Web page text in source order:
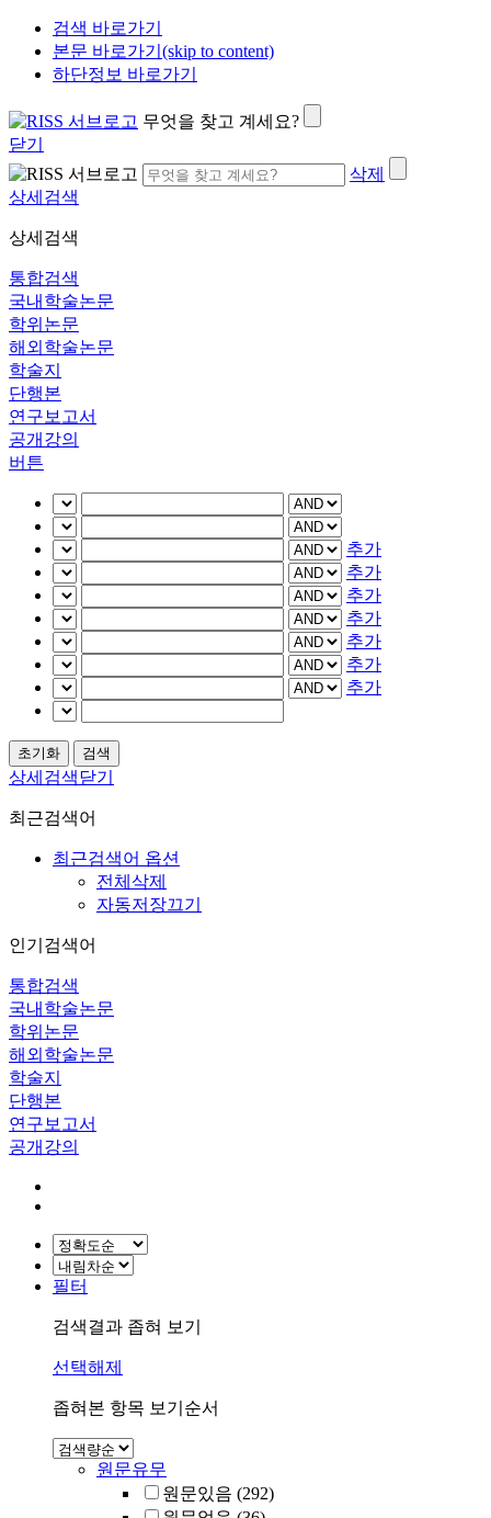
검색 바로가기
본문 바로가기(skip to content)
하단정보 바로가기
무엇을 찾고 계세요?
닫기
삭제
상세검색
상세검색
통합검색
국내학술논문
학위논문
해외학술논문
학술지
단행본
연구보고서
공개강의
버튼
추가
추가
추가
추가
추가
추가
추가
상세검색닫기
최근검색어
최근검색어 옵션
전체삭제
자동저장끄기
인기검색어
통합검색
국내학술논문
학위논문
해외학술논문
학술지
단행본
연구보고서
공개강의
필터
검색결과 좁혀 보기
선택해제
좁혀본 항목 보기순서
원문유무
원문있음 (292)